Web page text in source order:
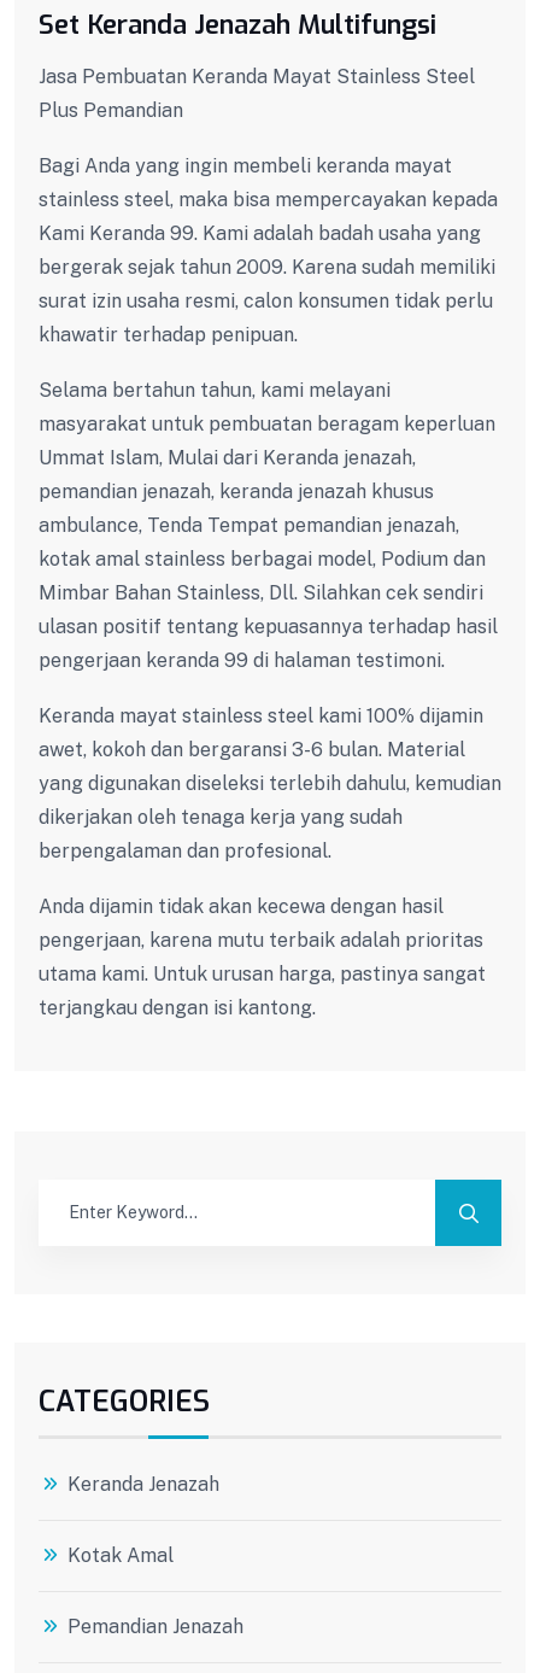
Set Keranda Jenazah Multifungsi
Jasa Pembuatan Keranda Mayat Stainless Steel
Plus Pemandian
Bagi Anda yang ingin membeli keranda mayat
stainless steel, maka bisa mempercayakan kepada
Kami Keranda 99. Kami adalah badah usaha yang
bergerak sejak tahun 2009. Karena sudah memiliki
surat izin usaha resmi, calon konsumen tidak perlu
khawatir terhadap penipuan.
Selama bertahun tahun, kami melayani
masyarakat untuk pembuatan beragam keperluan
Ummat Islam, Mulai dari Keranda jenazah,
pemandian jenazah, keranda jenazah khusus
ambulance, Tenda Tempat pemandian jenazah,
kotak amal stainless berbagai model, Podium dan
Mimbar Bahan Stainless, Dll. Silahkan cek sendiri
ulasan positif tentang kepuasannya terhadap hasil
pengerjaan keranda 99 di halaman testimoni.
Keranda mayat stainless steel kami 100% dijamin
awet, kokoh dan bergaransi 3-6 bulan. Material
yang digunakan diseleksi terlebih dahulu, kemudian
dikerjakan oleh tenaga kerja yang sudah
berpengalaman dan profesional.
Anda dijamin tidak akan kecewa dengan hasil
pengerjaan, karena mutu terbaik adalah prioritas
utama kami. Untuk urusan harga, pastinya sangat
terjangkau dengan isi kantong.
CATEGORIES
Keranda Jenazah
Kotak Amal
Pemandian Jenazah